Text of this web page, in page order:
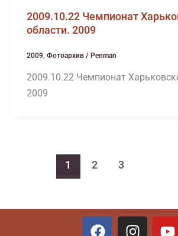
2009.10.22 Чемпионат
области. 2009
2009, Фотоархив/ Penman
2009.10.22 Чемпионат
2009
1 2 3
F
I
Y